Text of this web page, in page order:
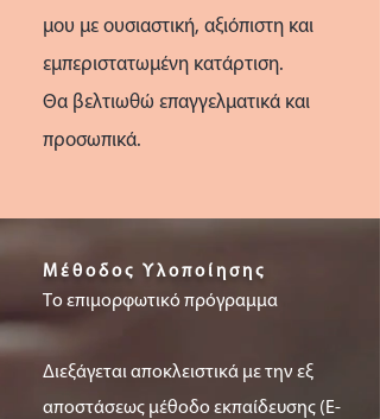
μου με ουσιαστική, αξιόπιστη και
εμπεριστατωμένη κατάρτιση.
Θα βελτιωθώ επαγγελματικά και
προσωπικά.
Μέθοδος Υλοποίησης
Τo επιμορφωτικό πρόγραμμα
Διεξάγεται αποκλειστικά με την εξ
αποστάσεως μέθοδο εκπαίδευσης (E-